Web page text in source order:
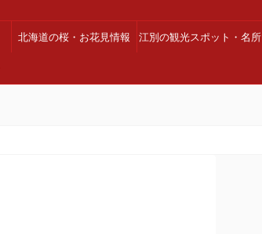
北海道の桜・お花見情報 江別の観光スポット・名所